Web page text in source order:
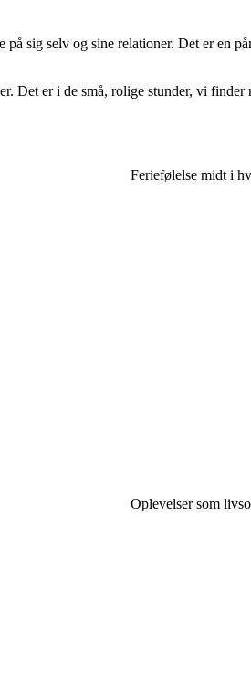
sig selv og sine relationer. Det er en
Det er i de små, rolige stunder, vi
Feriefølelse midt i
Oplevelser som